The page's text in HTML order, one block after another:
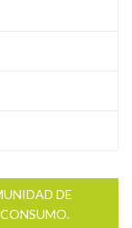
DE